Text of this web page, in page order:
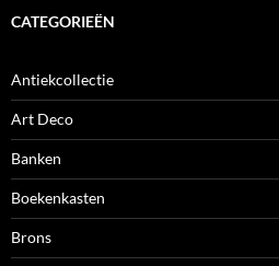
CATEGORIEËN
Antiekcollectie
Art Deco
Banken
Boekenkasten
Brons